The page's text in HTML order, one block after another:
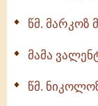
წმ. მარკოზ
მამა
წმ.